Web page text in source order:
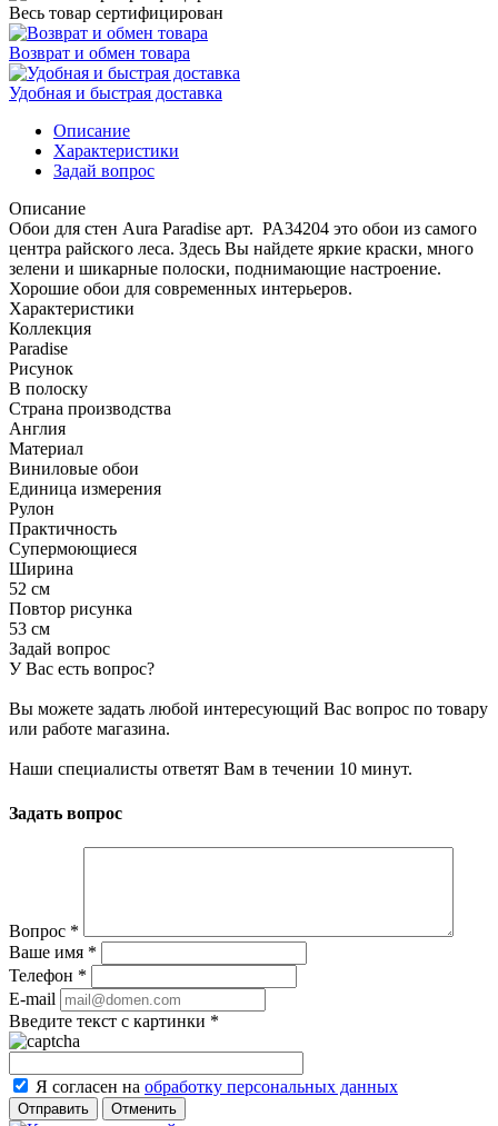
Весь товар сертифицирован
Возврат и обмен товара
Удобная и быстрая доставка
Описание
Характеристики
Задай вопрос
Описание
Обои для стен Aura Paradise арт. PA34204 это обои из самого
центра райского леса. Здесь Вы найдете яркие краски, много
зелени и шикарные полоски, поднимающие настроение.
Хорошие обои для современных интерьеров.
Характеристики
Коллекция
Paradise
Рисунок
В полоску
Страна производства
Англия
Материал
Виниловые обои
Единица измерения
Рулон
Практичность
Супермоющиеся
Ширина
52 см
Повтор рисунка
53 см
Задай вопрос
У Вас есть вопрос?
Вы можете задать любой интересующий Вас вопрос по товару
или работе магазина.
Наши специалисты ответят Вам в течении 10 минут.
Задать вопрос
Вопрос *
Ваше имя *
Телефон *
E-mail
Введите текст с картинки *
Я согласен на обработку персональных данных
Отменить